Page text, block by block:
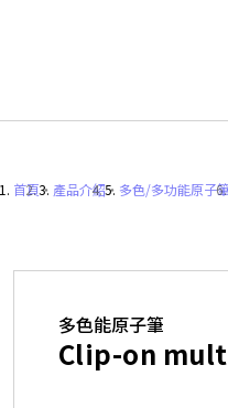
首頁・ 產品介紹・ 多色/多功能原子
多色能原子筆
Clip-on